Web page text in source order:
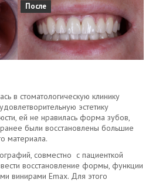
После
в стоматологическую клинику
эстетику
ей не нравилась форма зубов,
были восстановлены большие
материала.
совместно с пациенткой
восстановление формы, функции
винирами Emax. Для этого